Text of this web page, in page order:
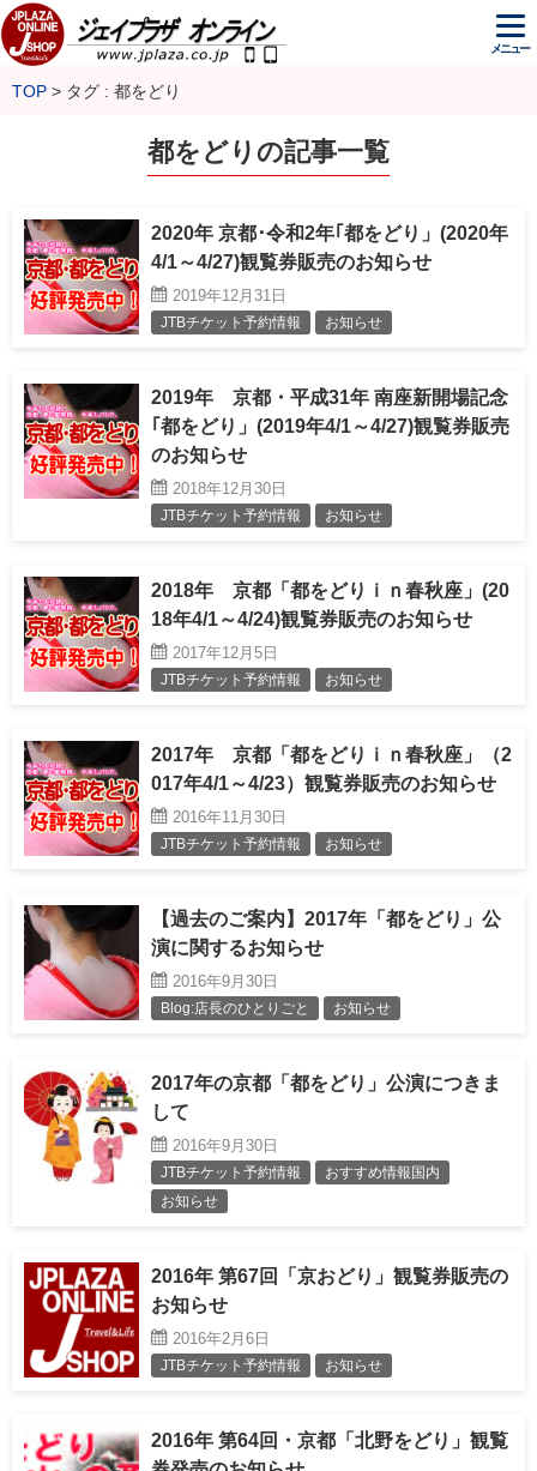
メニュー
TOP タグ : 都をどり
都をどりの記事一覧
2020年 京都･令和2年｢都をどり」(2020年
4/1～4/27)観覧券販売のお知らせ
2019年12月31日
JTBチケット予約情報 お知らせ
2019年 京都・平成31年 南座新開場記念
｢都をどり」(2019年4/1～4/27)観覧券販売
のお知らせ
2018年12月30日
JTBチケット予約情報 お知らせ
2018年 京都「都をどりｉｎ春秋座」(20
18年4/1～4/24)観覧券販売のお知らせ
2017年12月5日
JTBチケット予約情報 お知らせ
2017年 京都「都をどりｉｎ春秋座」（2
017年4/1～4/23）観覧券販売のお知らせ
2016年11月30日
JTBチケット予約情報 お知らせ
【過去のご案内】2017年「都をどり」公
演に関するお知らせ
2016年9月30日
Blog:店長のひとりごと お知らせ
2017年の京都「都をどり」公演につきま
して
2016年9月30日
JTBチケット予約情報
おすすめ情報国内
お知らせ
2016年 第67回「京おどり」観覧券販売の
お知らせ
2016年2月6日
JTBチケット予約情報 お知らせ
2016年 第64回・京都「北野をどり」観覧